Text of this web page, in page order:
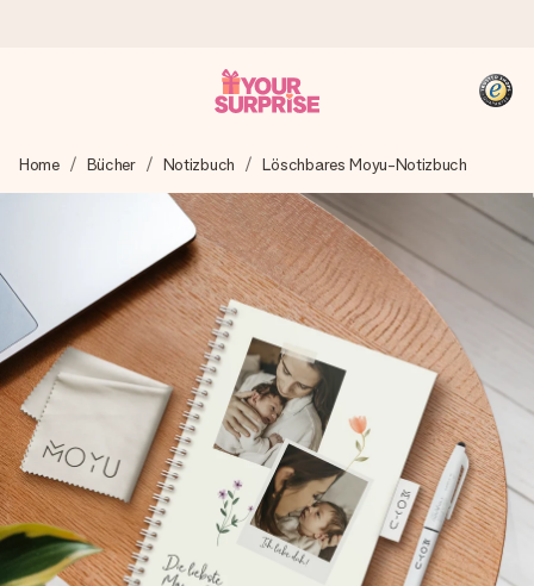
Wir bereiten dein Geschenk sorgfältig vor und schicken es
blitzschnell – damit du es genau zum richtigen Zeitpunkt
überreichen kannst, wenn es am meisten zählt.
4,8 (basierend auf +15.000 Bewertungen)
Unsere Geschenke begeistern. Kunden bewerten uns mit
4,8 bei Google Reviews (Gesamtergebnis aller Länder, in
die wir versenden).
+49 39292 929695
Montag - Freitag : 8:30 - 17:00 Uhr
Samstag - Sonntag : 8:30 - 13:00 Uhr
Home Bücher Notizbuch Löschbares Moyu-Notizbuch